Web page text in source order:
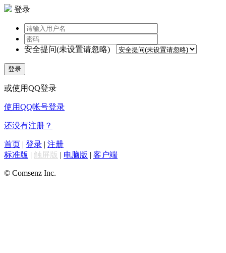
登录
安全提问(未设置请忽略)
登录
或使用QQ登录
使用QQ帐号登录
还没有注册？
首页 | 登录 | 注册
标准版 | 触屏版 | 电脑版 | 客户端
© Comsenz Inc.